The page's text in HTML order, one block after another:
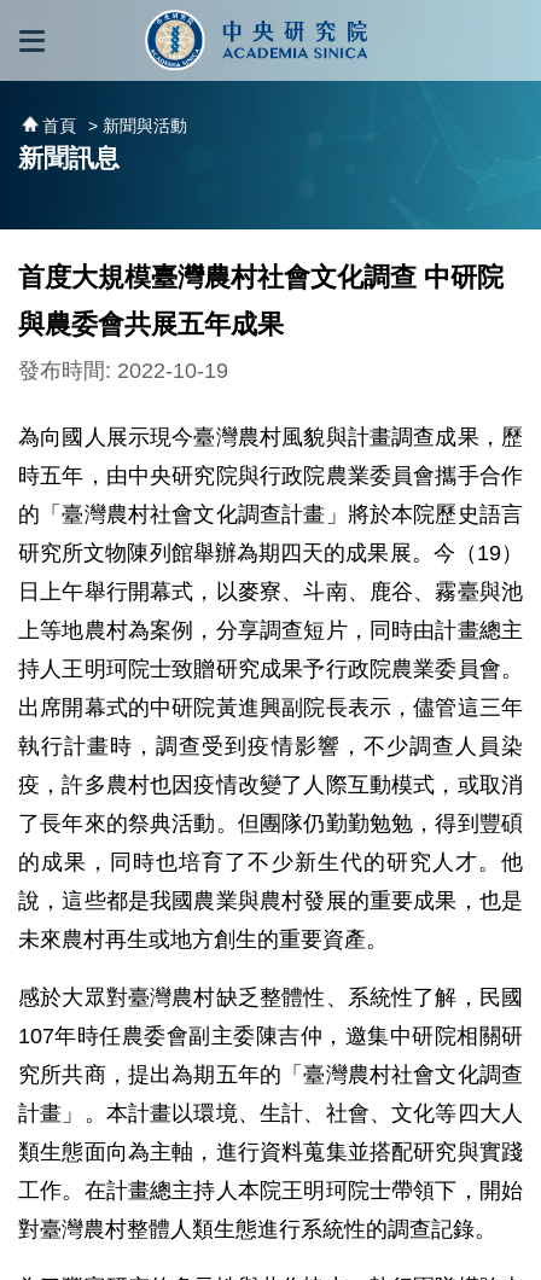
跳到主要內容區塊
首頁 > 新聞與活動
新聞訊息
首度大規模臺灣農村社會文化調查 中研院
與農委會共展五年成果
發布時間: 2022-10-19
為向國人展示現今臺灣農村風貌與計畫調查成果，歷
時五年，由中央研究院與行政院農業委員會攜手合作
的「臺灣農村社會文化調查計畫」將於本院歷史語言
研究所文物陳列館舉辦為期四天的成果展。今（19）
日上午舉行開幕式，以麥寮、斗南、鹿谷、霧臺與池
上等地農村為案例，分享調查短片，同時由計畫總主
持人王明珂院士致贈研究成果予行政院農業委員會。
出席開幕式的中研院黃進興副院長表示，儘管這三年
執行計畫時，調查受到疫情影響，不少調查人員染
疫，許多農村也因疫情改變了人際互動模式，或取消
了長年來的祭典活動。但團隊仍勤勤勉勉，得到豐碩
的成果，同時也培育了不少新生代的研究人才。他
說，這些都是我國農業與農村發展的重要成果，也是
未來農村再生或地方創生的重要資產。
感於大眾對臺灣農村缺乏整體性、系統性了解，民國
107年時任農委會副主委陳吉仲，邀集中研院相關研
究所共商，提出為期五年的「臺灣農村社會文化調查
計畫」。本計畫以環境、生計、社會、文化等四大人
類生態面向為主軸，進行資料蒐集並搭配研究與實踐
工作。在計畫總主持人本院王明珂院士帶領下，開始
對臺灣農村整體人類生態進行系統性的調查記錄。